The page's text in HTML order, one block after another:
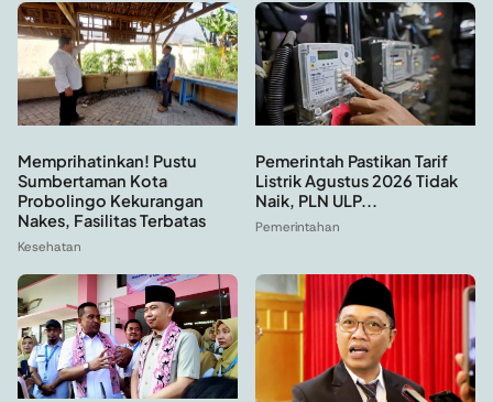
Memprihatinkan! Pustu
Sumbertaman Kota
Probolingo Kekurangan
Nakes, Fasilitas Terbatas
Kesehatan
Pemerintah Pastikan Tarif
Listrik Agustus 2026 Tidak
Naik, PLN ULP...
Pemerintahan